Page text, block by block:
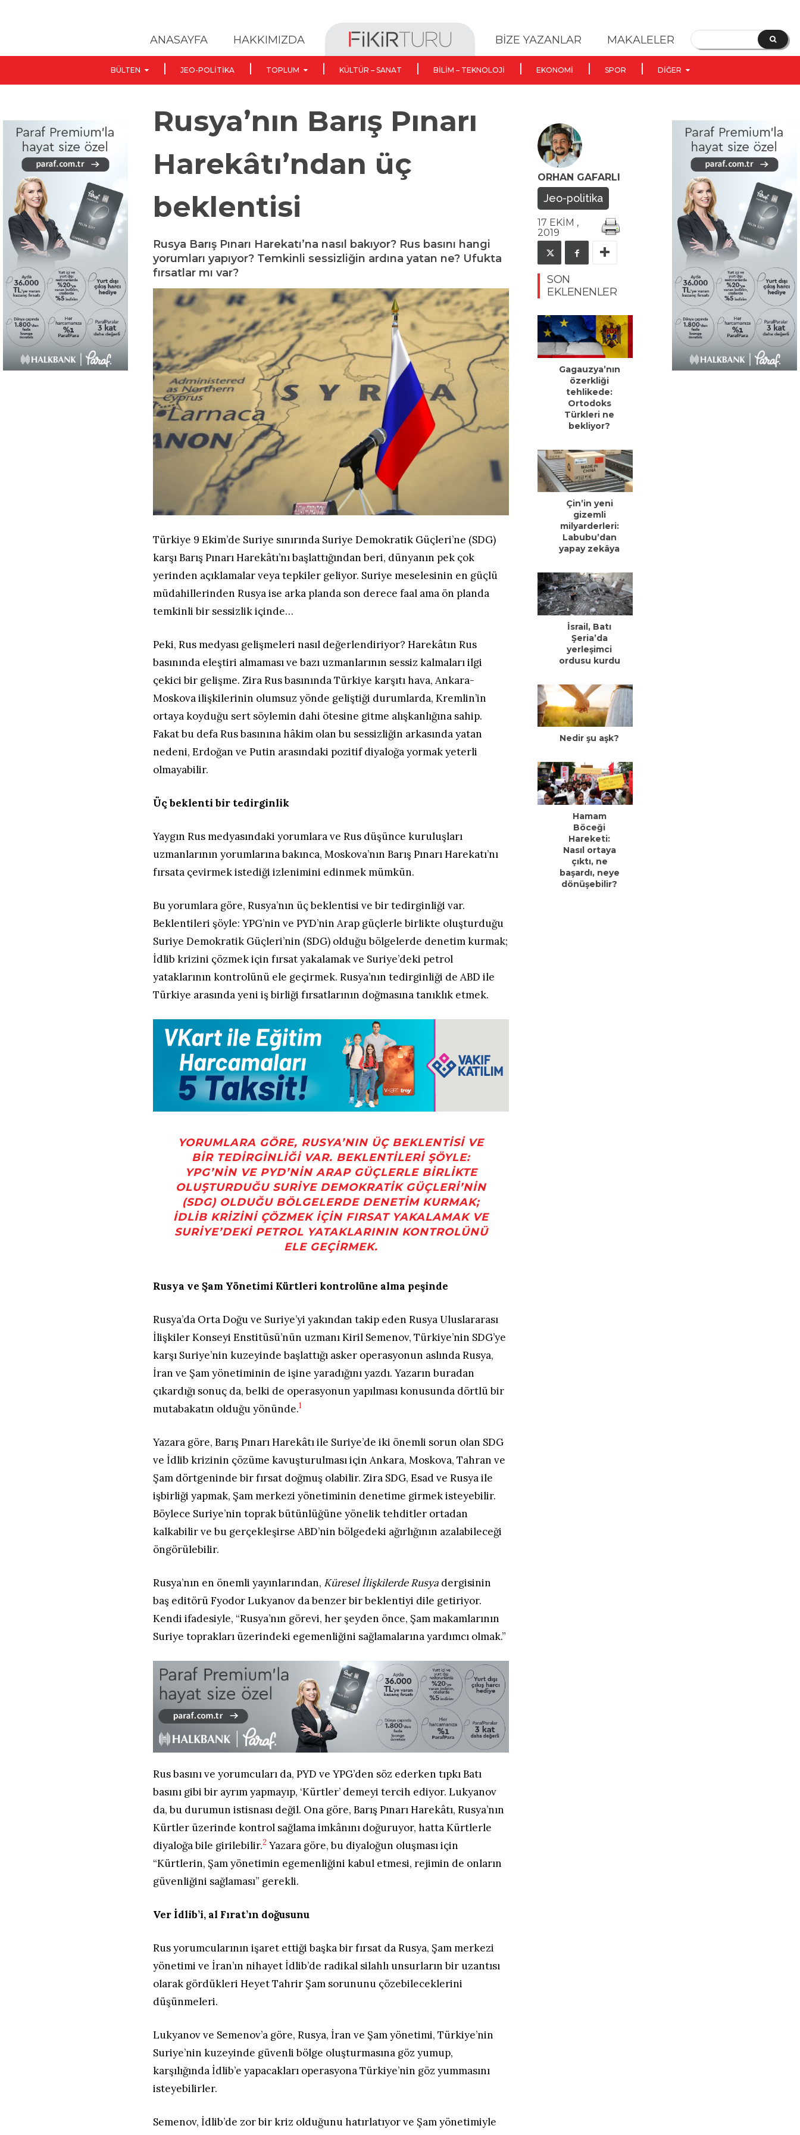
ANASAYFA HAKKIMIZDA BİZE YAZANLAR MAKALELER
BÜLTEN JEO-POLITIKA TOPLUM KÜLTÜR – SANAT BILIM – TEKNOLOJI EKONOMI SPOR DIĞER
Rusya’nın Barış Pınarı
Harekâtı’ndan üç
beklentisi
Rusya Barış Pınarı Harekatı’na nasıl bakıyor? Rus basını hangi
yorumları yapıyor? Temkinli sessizliğin ardına yatan ne? Ufukta
fırsatlar mı var?
Türkiye 9 Ekim’de Suriye sınırında Suriye Demokratik Güçleri’ne (SDG)
karşı Barış Pınarı Harekâtı’nı başlattığından beri, dünyanın pek çok
yerinden açıklamalar veya tepkiler geliyor. Suriye meselesinin en güçlü
müdahillerinden Rusya ise arka planda son derece faal ama ön planda
temkinli bir sessizlik içinde…
Peki, Rus medyası gelişmeleri nasıl değerlendiriyor? Harekâtın Rus
basınında eleştiri almaması ve bazı uzmanlarının sessiz kalmaları ilgi
çekici bir gelişme. Zira Rus basınında Türkiye karşıtı hava, Ankara-
Moskova ilişkilerinin olumsuz yönde geliştiği durumlarda, Kremlin’in
ortaya koyduğu sert söylemin dahi ötesine gitme alışkanlığına sahip.
Fakat bu defa Rus basınına hâkim olan bu sessizliğin arkasında yatan
nedeni, Erdoğan ve Putin arasındaki pozitif diyaloğa yormak yeterli
olmayabilir.
Üç beklenti bir tedirginlik
Yaygın Rus medyasındaki yorumlara ve Rus düşünce kuruluşları
uzmanlarının yorumlarına bakınca, Moskova’nın Barış Pınarı Harekatı’nı
fırsata çevirmek istediği izlenimini edinmek mümkün.
Bu yorumlara göre, Rusya’nın üç beklentisi ve bir tedirginliği var.
Beklentileri şöyle: YPG’nin ve PYD’nin Arap güçlerle birlikte oluşturduğu
Suriye Demokratik Güçleri’nin (SDG) olduğu bölgelerde denetim kurmak;
İdlib krizini çözmek için fırsat yakalamak ve Suriye’deki petrol
yataklarının kontrolünü ele geçirmek. Rusya’nın tedirginliği de ABD ile
Türkiye arasında yeni iş birliği fırsatlarının doğmasına tanıklık etmek.
YORUMLARA GÖRE, RUSYA’NIN ÜÇ BEKLENTISI VE
BIR TEDIRGINLIĞI VAR. BEKLENTILERI ŞÖYLE:
YPG’NIN VE PYD’NIN ARAP GÜÇLERLE BIRLIKTE
OLUŞTURDUĞU SURIYE DEMOKRATIK GÜÇLERI’NIN
(SDG) OLDUĞU BÖLGELERDE DENETIM KURMAK;
İDLIB KRIZINI ÇÖZMEK IÇIN FIRSAT YAKALAMAK VE
SURIYE’DEKI PETROL YATAKLARININ KONTROLÜNÜ
ELE GEÇIRMEK.
Rusya ve Şam Yönetimi Kürtleri kontrolüne alma peşinde
Rusya’da Orta Doğu ve Suriye’yi yakından takip eden Rusya Uluslararası
İlişkiler Konseyi Enstitüsü’nün uzmanı Kiril Semenov, Türkiye’nin SDG’ye
karşı Suriye’nin kuzeyinde başlattığı asker operasyonun aslında Rusya,
İran ve Şam yönetiminin de işine yaradığını yazdı. Yazarın buradan
çıkardığı sonuç da, belki de operasyonun yapılması konusunda dörtlü bir
mutabakatın olduğu yönünde.1
Yazara göre, Barış Pınarı Harekâtı ile Suriye’de iki önemli sorun olan SDG
ve İdlib krizinin çözüme kavuşturulması için Ankara, Moskova, Tahran ve
Şam dörtgeninde bir fırsat doğmuş olabilir. Zira SDG, Esad ve Rusya ile
işbirliği yapmak, Şam merkezi yönetiminin denetime girmek isteyebilir.
Böylece Suriye’nin toprak bütünlüğüne yönelik tehditler ortadan
kalkabilir ve bu gerçekleşirse ABD’nin bölgedeki ağırlığının azalabileceği
öngörülebilir.
Rusya’nın en önemli yayınlarından, Küresel İlişkilerde Rusya dergisinin
baş editörü Fyodor Lukyanov da benzer bir beklentiyi dile getiriyor.
Kendi ifadesiyle, “Rusya’nın görevi, her şeyden önce, Şam makamlarının
Suriye toprakları üzerindeki egemenliğini sağlamalarına yardımcı olmak.”
Rus basını ve yorumcuları da, PYD ve YPG’den söz ederken tıpkı Batı
basını gibi bir ayrım yapmayıp, ‘Kürtler’ demeyi tercih ediyor. Lukyanov
da, bu durumun istisnası değil. Ona göre, Barış Pınarı Harekâtı, Rusya’nın
Kürtler üzerinde kontrol sağlama imkânını doğuruyor, hatta Kürtlerle
diyaloğa bile girilebilir.2 Yazara göre, bu diyaloğun oluşması için
“Kürtlerin, Şam yönetimin egemenliğini kabul etmesi, rejimin de onların
güvenliğini sağlaması” gerekli.
Ver İdlib’i, al Fırat’ın doğusunu
Rus yorumcularının işaret ettiği başka bir fırsat da Rusya, Şam merkezi
yönetimi ve İran’ın nihayet İdlib’de radikal silahlı unsurların bir uzantısı
olarak gördükleri Heyet Tahrir Şam sorununu çözebileceklerini
düşünmeleri.
Lukyanov ve Semenov’a göre, Rusya, İran ve Şam yönetimi, Türkiye’nin
Suriye’nin kuzeyinde güvenli bölge oluşturmasına göz yumup,
karşılığında İdlib’e yapacakları operasyona Türkiye’nin göz yummasını
isteyebilirler.
Semenov, İdlib’de zor bir kriz olduğunu hatırlatıyor ve Şam yönetimiyle
ORHAN GAFARLI
Jeo-politika
17 EKIM ,
2019
SON
EKLENENLER
Gagauzya’nın
özerkliği
tehlikede:
Ortodoks
Türkleri ne
bekliyor?
Çin’in yeni
gizemli
milyarderleri:
Labubu’dan
yapay zekâya
İsrail, Batı
Şeria’da
yerleşimci
ordusu kurdu
Nedir şu aşk?
Hamam
Böceği
Hareketi:
Nasıl ortaya
çıktı, ne
başardı, neye
dönüşebilir?